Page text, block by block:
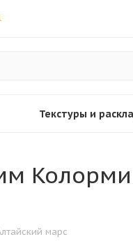
Текстуры и
марс